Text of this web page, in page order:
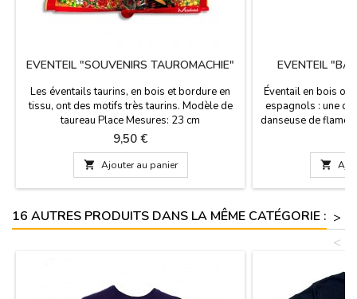
EVENTEIL "SOUVENIRS TAUROMACHIE"
Les éventails taurins, en bois et bordure en
tissu, ont des motifs très taurins. Modèle de
taureau Place Mesures: 23 cm
Prix
9,50 €
 Ajouter au panier
EVENTEIL
Éventail en bois
espagnols : une
danseuse de
et un peigne. La
est rouge et noire
cordon pratique
en toute

16 AUTRES PRODUITS DANS LA MÊME CATÉGORIE : >
<